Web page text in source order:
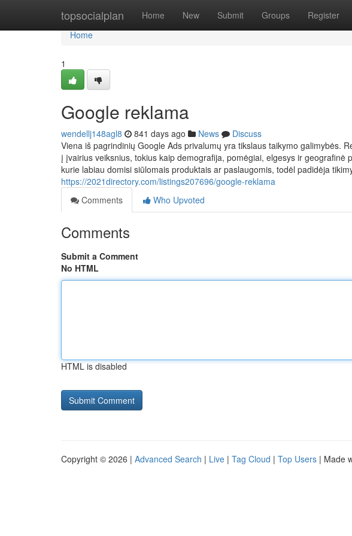
topsocialplan Home New Submit Groups Register
Home
Home
1
Google reklama
wendellj148agl8 841 days ago News
Discuss
Viena iš pagrindinių Google Ads privalumų yra tikslaus taikymo galimybės.
į įvairius veiksnius, tokius kaip demografija, pomėgiai, elgesys ir geografinė
kurie labiau domisi siūlomais produktais ar paslaugomis, todėl padidėja
https://2021directory.com/listings207696/google-reklama
Comments
Who Upvoted
Comments
Submit a Comment
No HTML
HTML is disabled
Copyright © 2026 | Advanced Search | Live | Tag Cloud | Top Users | Made